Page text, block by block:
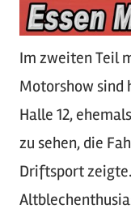
Im zweiten Teil
Motorshow sind
Halle 12,
zu sehen, die
Driftsport